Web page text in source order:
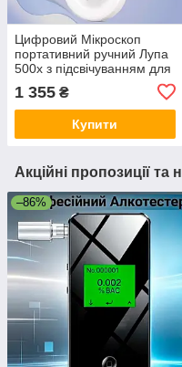
Цифровий Мікроскоп
портативний ручний Лупа
500х з підсвічуванням для
підключенням до Пк Білий
1 355 ₴
Купити
Акційні пропозиції та
–86%